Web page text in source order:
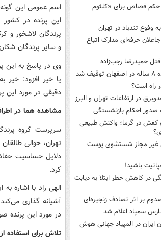
فقره حکم قصاص برای «کلثوم
وفوع تندباد در تهران
حرفه‌ای مدارک اتباع
قتل حمیدرضا رجب‌زاده
راه است؟
در ارتفاعات تهران و البرز
صدور احکام بازنشستگی
کفش در گرما؛ واکنش طبیعی
غیر مجاز شستشوی پوست
باشید!
در کاهش خطر ابتلا به دیابت
سمپاد اعلام شد
در المپیاد جهانی هوش
اسم عمومی این
این پرنده در کشور
پرندگان لاشخور و
و سایر پرندگان
وی در پاسخ به این
یا خیر افزود:
دقیقی در مورد این
مشاهده هما در
سرپرست گروه
تهران، حوالی
دلایل حساسیت
کرد.
الهی راد با اشاره
آشیانه گذاری
در مورد این پرنده
تلاش برای استفاده